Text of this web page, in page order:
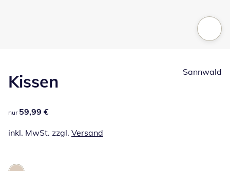
Kissen
59,99 €
nur 59,99 €
inkl. MwSt. zzgl. Versand
Sannwald